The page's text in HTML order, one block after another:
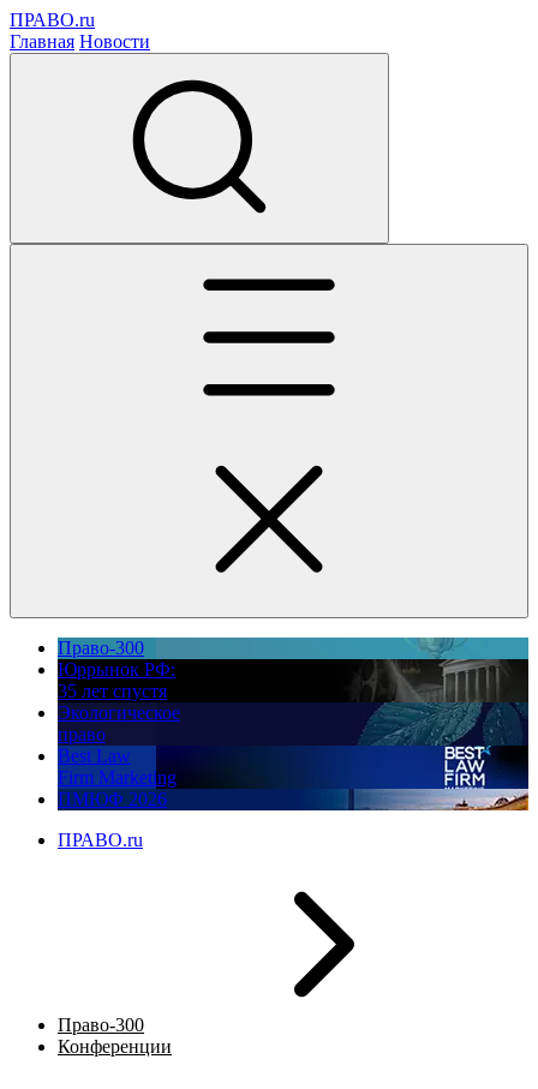
ПРАВО.ru
Главная Новости
Право-300
Юррынок РФ:
35 лет спустя
Экологическое
право
Best Law
Firm Marketing
ПМЮФ 2026
ПРАВО.ru
Право-300
Конференции